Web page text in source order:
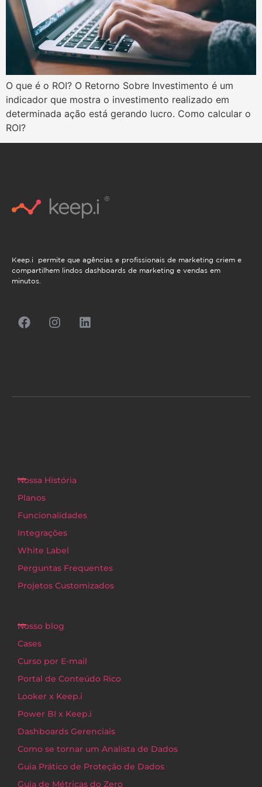
O que é o ROI? O Retorno Sobre Investimento é um
indicador que mostra o investimento realizado em
determinada ação está gerando lucro. Como calcular o
ROI?
Keep.i permite que agências e profissionais de marketing criem e
compartilhem lindos dashboards de marketing e vendas em
minutos.
Nossa História
Planos
Funcionalidades
Integrações
White Label
Perguntas Frequentes
Projetos Customizados
Nosso blog
Cases
Curso por E-mail
Portal de Conteúdo Rico
Looker x Keep.i
Power BI x Keep.i
Dashboards Gerenciais
Como se tornar um Analista de Dados
Guia Prático de Proteção de Dados
Guia de Métricas do Zero